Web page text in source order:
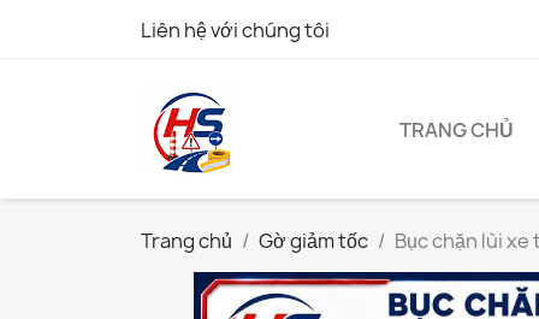
Liên hệ với chúng tôi
TRANG CHỦ
Trang chủ Gờ giảm tốc Bục chặn lùi xe